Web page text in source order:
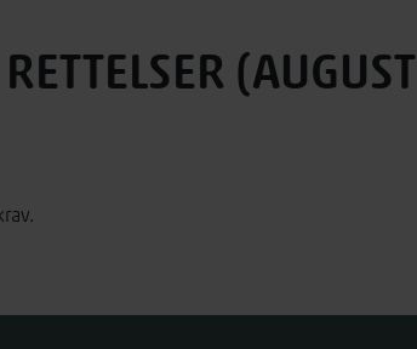
(AUGUST